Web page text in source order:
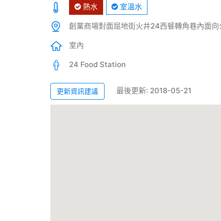
熱水 室溫水
創業商場對面屈地街火井24西餐轉角巷內面向
室內
24 Food Station
更新資訊建議 最後更新: 2018-05-21